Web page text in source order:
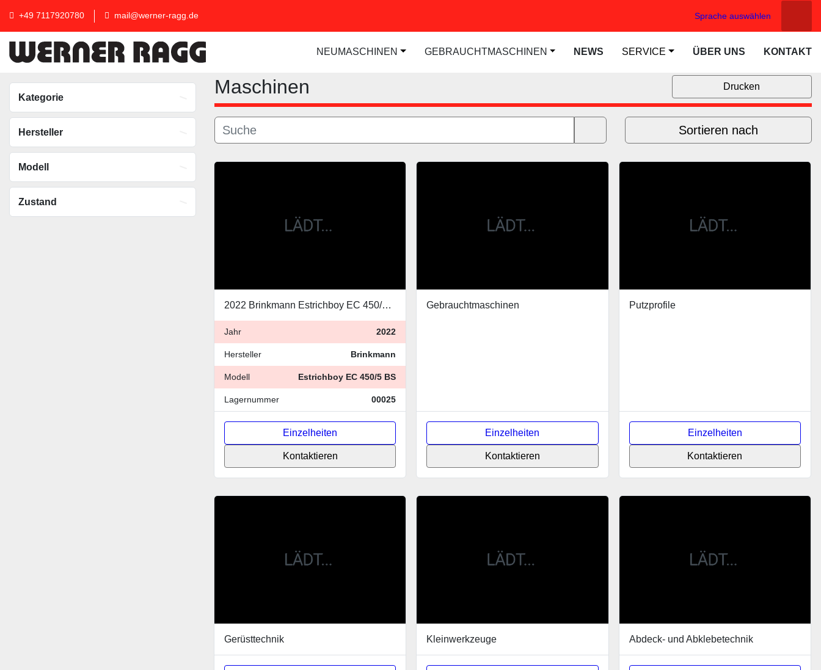
+49 7117920780 mail@werner-ragg.de Sprache auswählen
NEUMASCHINEN GEBRAUCHTMASCHINEN NEWS SERVICE ÜBER UNS KONTAKT
Kategorie
Hersteller
Modell
Zustand
Maschinen Drucken
Sortieren nach
2022 Brinkmann Estrichboy EC 450/5 BS
Jahr 2022
Hersteller Brinkmann
Modell Estrichboy EC 450/5 BS
Lagernummer 00025
Einzelheiten
Kontaktieren
Gebrauchtmaschinen
Einzelheiten
Kontaktieren
Putzprofile
Einzelheiten
Kontaktieren
Gerüsttechnik Kleinwerkzeuge Abdeck- und Abklebetechnik